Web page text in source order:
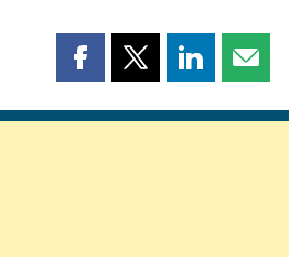
Partager
page
Partager
page
Partager
page page